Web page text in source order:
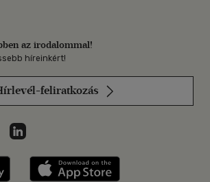
az irodalommal!
híreinkért!
feliratkozás
on
az Instagramon
Libri a LinkedInen
Libri applikáció Szerezd meg: Google